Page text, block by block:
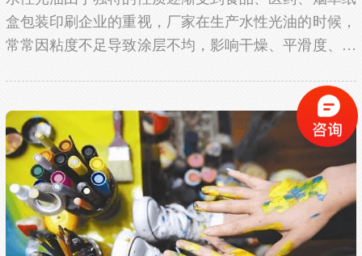
盒包装印刷企业的重视，厂家在生产水性光油的时候，
常常因粘度不足导致涂层不均，影响干燥、平滑度、光
个问题呢？通常，厂家会使用水性光油增稠剂来解
决。...